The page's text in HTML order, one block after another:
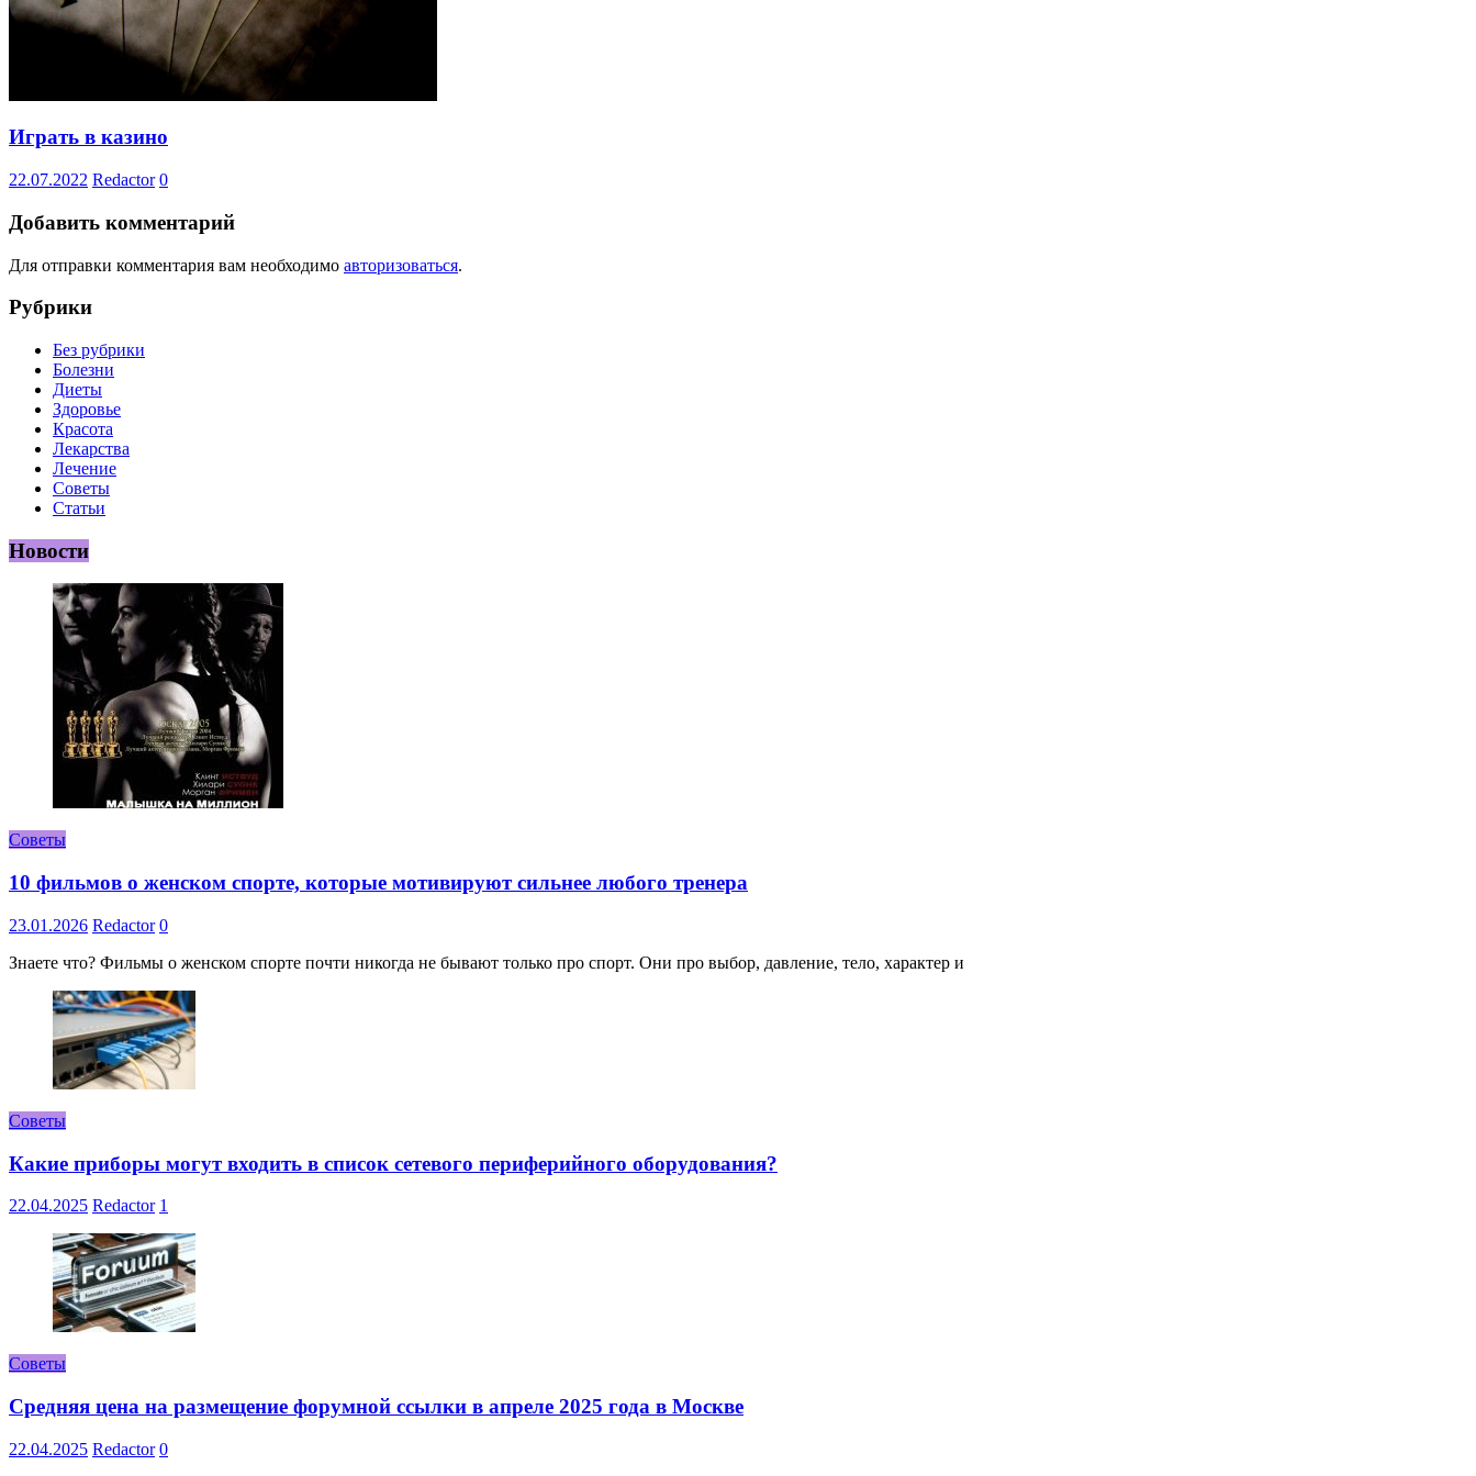
Играть в казино
22.07.2022 Redactor 0
Добавить комментарий
Для отправки комментария вам необходимо авторизоваться.
Рубрики
Без рубрики
Болезни
Диеты
Здоровье
Красота
Лекарства
Лечение
Советы
Статьи
Новости
Советы
10 фильмов о женском спорте, которые мотивируют сильнее любого тренера
23.01.2026 Redactor 0
Знаете что? Фильмы о женском спорте почти никогда не бывают только про спорт. Они про выбор, давление, тело, характер и
Советы
Какие приборы могут входить в список сетевого периферийного оборудования?
22.04.2025 Redactor 1
Советы
Средняя цена на размещение форумной ссылки в апреле 2025 года в Москве
22.04.2025 Redactor 0